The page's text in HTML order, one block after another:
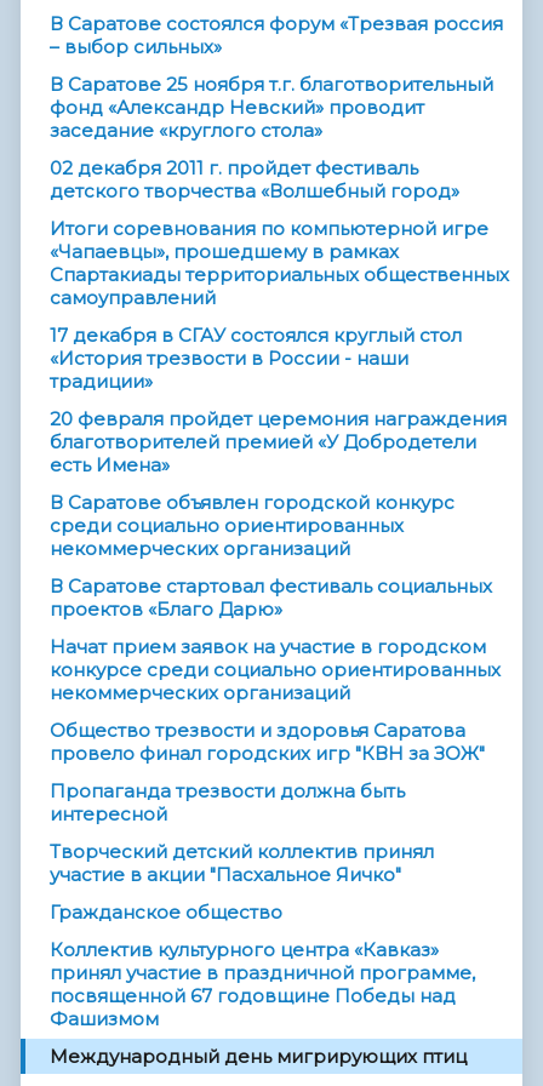
В Саратове состоялся форум «Трезвая россия
– выбор сильных»
В Саратове 25 ноября т.г. благотворительный
фонд «Александр Невский» проводит
заседание «круглого стола»
02 декабря 2011 г. пройдет фестиваль
детского творчества «Волшебный город»
Итоги соревнования по компьютерной игре
«Чапаевцы», прошедшему в рамках
Спартакиады территориальных общественных
самоуправлений
17 декабря в СГАУ состоялся круглый стол
«История трезвости в России - наши
традиции»
20 февраля пройдет церемония награждения
благотворителей премией «У Добродетели
есть Имена»
В Саратове объявлен городской конкурс
среди социально ориентированных
некоммерческих организаций
В Саратове стартовал фестиваль социальных
проектов «Благо Дарю»
Начат прием заявок на участие в городском
конкурсе среди социально ориентированных
некоммерческих организаций
Общество трезвости и здоровья Саратова
провело финал городских игр "КВН за ЗОЖ"
Пропаганда трезвости должна быть
интересной
Творческий детский коллектив принял
участие в акции "Пасхальное Яичко"
Гражданское общество
Коллектив культурного центра «Кавказ»
принял участие в праздничной программе,
посвященной 67 годовщине Победы над
Фашизмом
Междунаро­­дный день мигрирующи­­х птиц